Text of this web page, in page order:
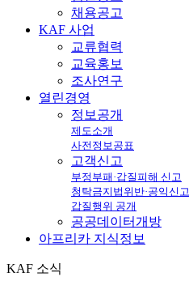
채용공고
KAF 사업
교류협력
교육홍보
조사연구
열린경영
정보공개
제도소개
사전정보공표
고객신고
부정부패·갑질피해 신고
청탁금지법위반·공익신고
갑질행위 공개
공공데이터개방
아프리카 지식정보
KAF 소식